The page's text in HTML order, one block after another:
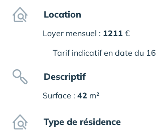
Location
Loyer mensuel : 1211 €
Tarif indicatif en date du
Descriptif
Surface : 42 m²
Type de résidence